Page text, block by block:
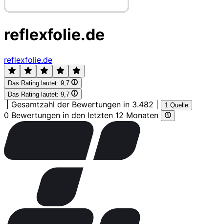
reflexfolie.de
reflexfolie.de
Das Rating lautet: 9,7
Das Rating lautet: 9,7
Gesamtzahl der Bewertungen in 3.482 1 Quelle
0 Bewertungen in den letzten 12 Monaten